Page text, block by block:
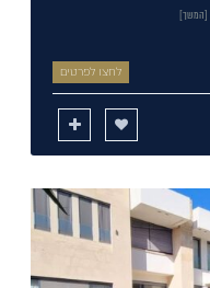
[המשך]
לחצו לפרטים